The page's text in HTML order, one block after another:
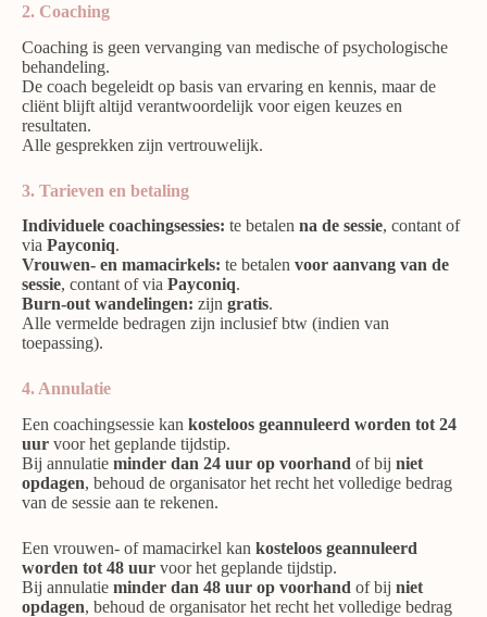
2. Coaching
Coaching is geen vervanging van medische of psychologische
behandeling.
De coach begeleidt op basis van ervaring en kennis, maar de
cliënt blijft altijd verantwoordelijk voor eigen keuzes en
resultaten.
Alle gesprekken zijn vertrouwelijk.
3. Tarieven en betaling
Individuele coachingsessies: te betalen na de sessie, contant of
via Payconiq.
Vrouwen- en mamacirkels: te betalen voor aanvang van de
sessie, contant of via Payconiq.
Burn-out wandelingen: zijn gratis.
Alle vermelde bedragen zijn inclusief btw (indien van
toepassing).
4. Annulatie
Een coachingsessie kan kosteloos geannuleerd worden tot 24
uur voor het geplande tijdstip.
Bij annulatie minder dan 24 uur op voorhand of bij niet
opdagen, behoud de organisator het recht het volledige bedrag
van de sessie aan te rekenen.
Een vrouwen- of mamacirkel kan kosteloos geannuleerd
worden tot 48 uur voor het geplande tijdstip.
Bij annulatie minder dan 48 uur op voorhand of bij niet
opdagen, behoud de organisator het recht het volledige bedrag